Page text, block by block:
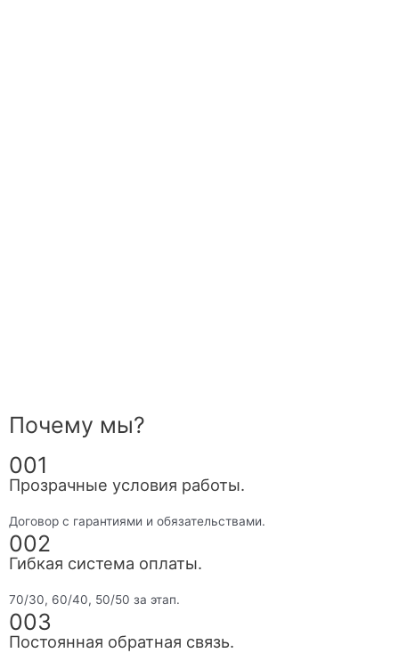
Почему мы?
001
Прозрачные условия работы.
Договор с гарантиями и обязательствами.
002
Гибкая система оплаты.
70/30, 60/40, 50/50 за этап.
003
Постоянная обратная связь.